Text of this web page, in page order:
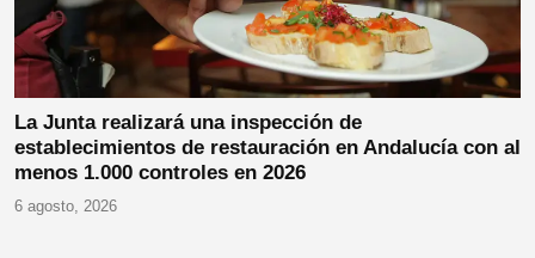
La Junta realizará una inspección de
establecimientos de restauración en Andalucía con al
menos 1.000 controles en 2026
6 agosto, 2026